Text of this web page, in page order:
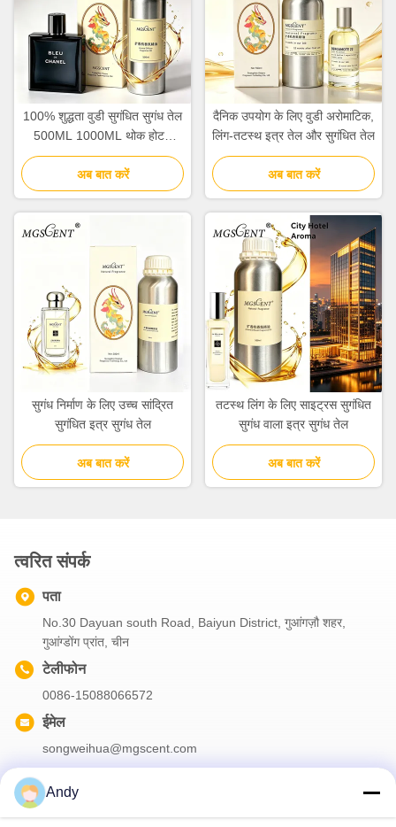
100% शुद्धता वुडी सुगंधित सुगंध तेल
500ML 1000ML थोक होटल
संग्रह
अब बात करें
दैनिक उपयोग के लिए वुडी अरोमाटिक,
लिंग-तटस्थ इत्र तेल और सुगंधित तेल
अब बात करें
सुगंध निर्माण के लिए उच्च सांद्रित
सुगंधित इत्र सुगंध तेल
अब बात करें
तटस्थ लिंग के लिए साइट्रस सुगंधित
सुगंध वाला इत्र सुगंध तेल
अब बात करें
त्वरित संपर्क
पता
No.30 Dayuan south Road, Baiyun District, गुआंगज़ौ शहर,
गुआंग्डोंग प्रांत, चीन
टेलीफोन
0086-15088066572
ईमेल
songweihua@mgscent.com
Andy